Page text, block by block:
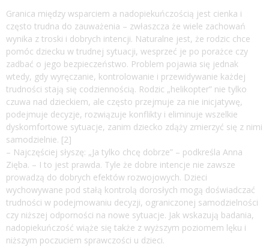
Granica między wsparciem a nadopiekuńczością jest cienka i
często trudna do zauważenia – zwłaszcza że wiele zachowań
wynika z troski i dobrych intencji. Naturalne jest, że rodzic chce
pomóc dziecku w trudnej sytuacji, wesprzeć je po porażce czy
zadbać o jego bezpieczeństwo. Problem pojawia się jednak
wtedy, gdy wyręczanie, kontrolowanie i przewidywanie każdej
trudności stają się codziennością. Rodzic „helikopter” nie tylko
czuwa nad dzieckiem, ale często przejmuje za nie inicjatywę,
podejmuje decyzje, rozwiązuje konflikty i eliminuje wszelkie
dyskomfortowe sytuacje, zanim dziecko zdąży zmierzyć się z nimi
samodzielnie. [2]
– Najczęściej słyszę: „Ja tylko chcę dobrze” – podkreśla Anna
Zięba. – I to jest prawda. Tyle że dobre intencje nie zawsze
prowadzą do dobrych efektów rozwojowych. Dzieci
wychowywane pod stałą kontrolą dorosłych mogą doświadczać
trudności w podejmowaniu decyzji, ograniczonej samodzielności
czy niższej odporności na nowe sytuacje. Jak wskazują badania,
nadopiekuńczość wiąże się także z wyższym poziomem lęku i
niższym poczuciem sprawczości u dzieci.